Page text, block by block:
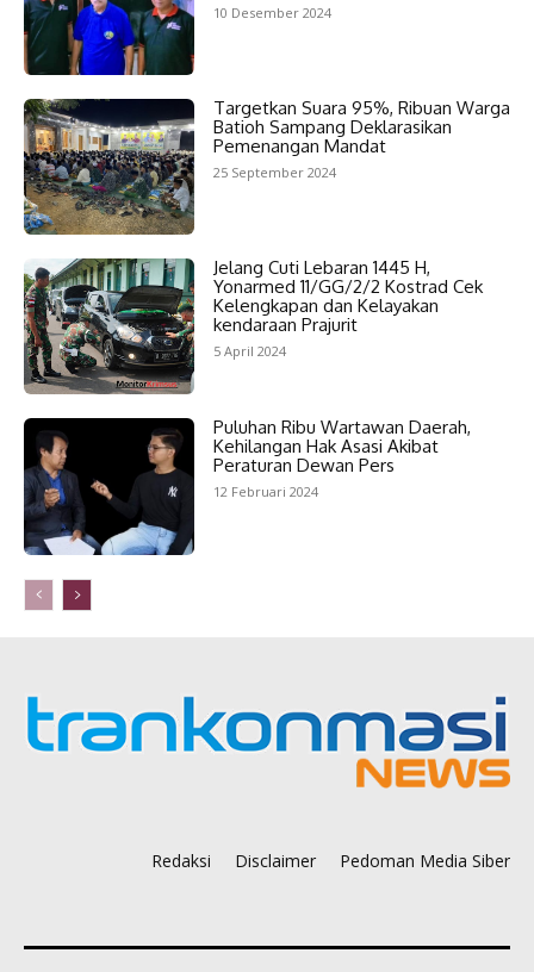
10 Desember 2024
Targetkan Suara 95%, Ribuan Warga
Batioh Sampang Deklarasikan
Pemenangan Mandat
25 September 2024
Jelang Cuti Lebaran 1445 H,
Yonarmed 11/GG/2/2 Kostrad Cek
Kelengkapan dan Kelayakan
kendaraan Prajurit
5 April 2024
Puluhan Ribu Wartawan Daerah,
Kehilangan Hak Asasi Akibat
Peraturan Dewan Pers
12 Februari 2024
Redaksi Disclaimer Pedoman Media Siber